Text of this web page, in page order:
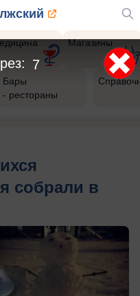
Магазины
Бары
- рестораны
собрали в
4